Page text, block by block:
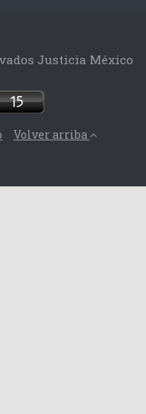
Justicia México
Volver arriba